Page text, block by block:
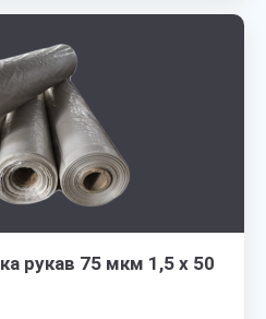
рукав 75 мкм 1,5 х 50